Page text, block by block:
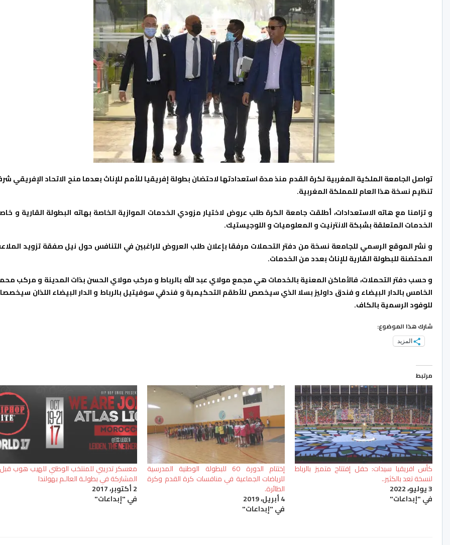
تواصل الجامعة الملكية المغربية لكرة القدم منذ مدة استعدادتها لاحتضان بطولة إفريقيا للأمم للإناث بعدما منح الاتحاد الإفريقي
تنظيم نسخة هذا العام للمملكة المغربية.
و تزامنا مع هاته الاستعدادات، أطلقت جامعة الكرة طلب عروض لاختيار مزودي الخدمات الموازية الخاصة بهاته البطولة القارية و
الخدمات المتعلقة بشبكة الانترنيت و المعلوميات و اللوجيستيك.
و نشر الموقع الرسمي للجامعة نسخة من دفتر التحملات مرفقا بإعلان طلب العروض للراغبين في التنافس حول نيل صفقة تزويد
المحتضنة للبطولة القارية للإناث بعدد من الخدمات.
و حسب دفتر التحملات، فالأماكن المعنية بالخدمات هي مجمع مولاي عبد الله بالرباط و مركب مولاي الحسن بذات المدينة و مركب
الخامس بالدار البيضاء و فندق داوليز بسلا الذي سيخصص للأطقم التحكيمية و فندقي سوفيتيل بالرباط و الدار البيضاء اللذان
للوفود الرسمية بالكاف.
شارك هذا الموضوع:
المزيد
مرتبط
كأس افريقيا سيدات: حفل إفتتاح متميز بالرباط
لنسخة تعد بالكثير..
3 يوليو، 2022
في "إبداعات"
إختتام الدورة 60 للبطولة الوطنية المدرسية
للرياضات الجماعية في منافسات كرة القدم وكرة
الطائرة.
4 أبريل، 2019
في "إبداعات"
معسكر تدريبي للمنتخب الوطني للهيب هوب قبل
المشاركة في بطولـة العالـم بهولندا
2 أكتوبر، 2017
في "إبداعات"